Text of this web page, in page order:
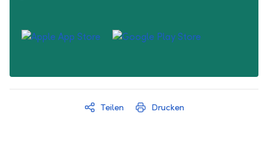
Teilen Drucken